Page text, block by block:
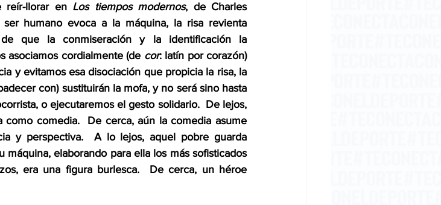
reír-llorar en Los tiempos modernos, de Charles
humano evoca a la máquina, la risa revienta
que la conmiseración y la identificación la
asociamos cordialmente (de cor: latín por corazón)
y evitamos esa disociación que propicia la risa, la
con) sustituirán la mofa, y no será sino hasta
o ejecutaremos el gesto solidario.  De lejos,
comedia.  De cerca, aún la comedia asume
y perspectiva.  A lo lejos, aquel pobre guarda
elaborando para ella los más sofisticados
era una figura burlesca.  De cerca, un héroe